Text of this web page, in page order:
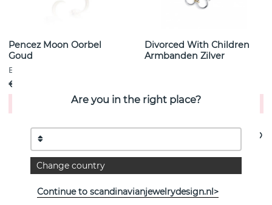
Pencez Moon Oorbel
Goud
Efva Attling
€ 550
Koop!
Divorced With Children
Armbanden Zilver
Koop!
Are you in the right place?
Change country
Continue to scandinavianjewelrydesign.nl>